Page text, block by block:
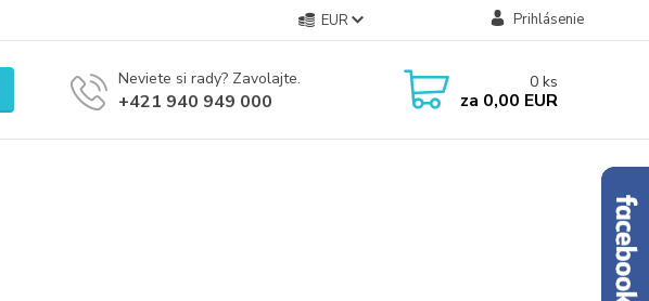
EUR Prihlásenie
Neviete si rady? Zavolajte.
+421 940 949 000
0 ks
za 0,00 EUR